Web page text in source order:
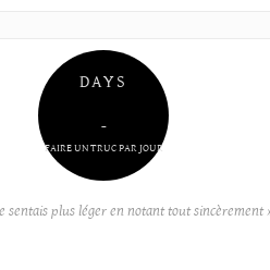
DAYS
–
FAIRE UN TRUC PAR JOUR
sentais plus léger en notant tout sincèrement